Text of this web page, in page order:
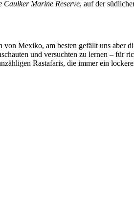
Caulker Marine Reserve, auf der
von Mexiko, am besten gefällt uns
und versuchten zu lernen –
Rastafaris, die immer ein